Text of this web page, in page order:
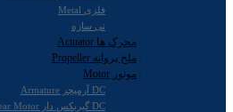
فلزی Metal
نی سازه
محرک ها Actuator
ملخ پروانه Propeller
موتور Motor
DC آرمیچر Armature
DC گیربکس دار DC Gear Motor